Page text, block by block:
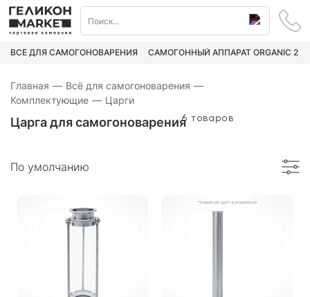
ВСЁ ДЛЯ САМОГОНОВАРЕНИЯ САМОГОННЫЙ АППАРАТ ORGANIC 2
Главная — Всё для самогоноварения —
Комплектующие — Царги
Царга для самогоноварения6 товаров
По умолчанию